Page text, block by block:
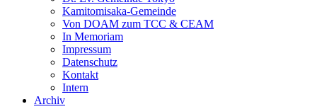
Kamitomisaka-Gemeinde
Von DOAM zum TCC & CEAM
In Memoriam
Impressum
Datenschutz
Kontakt
Intern
Archiv